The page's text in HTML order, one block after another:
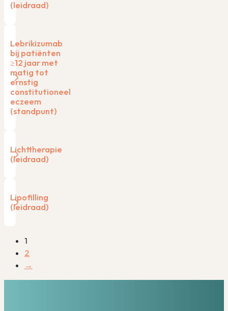
(leidraad)
Lebrikizumab
bij patiënten
≥12 jaar met
matig tot
ernstig
constitutioneel
eczeem
(standpunt)
Lichttherapie
(leidraad)
Lipofilling
(leidraad)
1
2
→